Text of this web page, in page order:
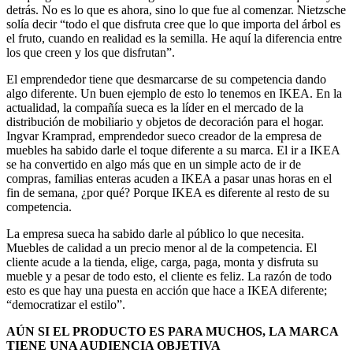
detrás. No es lo que es ahora, sino lo que fue al comenzar. Nietzsche
solía decir “todo el que disfruta cree que lo que importa del árbol es
el fruto, cuando en realidad es la semilla. He aquí la diferencia entre
los que creen y los que disfrutan”.
El emprendedor tiene que desmarcarse de su competencia dando
algo diferente. Un buen ejemplo de esto lo tenemos en IKEA. En la
actualidad, la compañía sueca es la líder en el mercado de la
distribución de mobiliario y objetos de decoración para el hogar.
Ingvar Kramprad, emprendedor sueco creador de la empresa de
muebles ha sabido darle el toque diferente a su marca. El ir a IKEA
se ha convertido en algo más que en un simple acto de ir de
compras, familias enteras acuden a IKEA a pasar unas horas en el
fin de semana, ¿por qué? Porque IKEA es diferente al resto de su
competencia.
La empresa sueca ha sabido darle al público lo que necesita.
Muebles de calidad a un precio menor al de la competencia. El
cliente acude a la tienda, elige, carga, paga, monta y disfruta su
mueble y a pesar de todo esto, el cliente es feliz. La razón de todo
esto es que hay una puesta en acción que hace a IKEA diferente;
“democratizar el estilo”.
AÚN SI EL PRODUCTO ES PARA MUCHOS, LA MARCA
TIENE UNA AUDIENCIA OBJETIVA